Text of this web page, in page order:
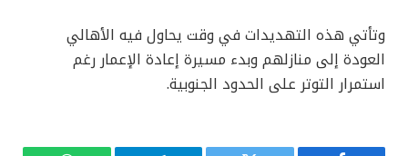
وتأتي هذه التهديدات في وقت يحاول فيه الأهالي
العودة إلى منازلهم وبدء مسيرة إعادة الإعمار رغم
استمرار التوتر على الحدود الجنوبية.